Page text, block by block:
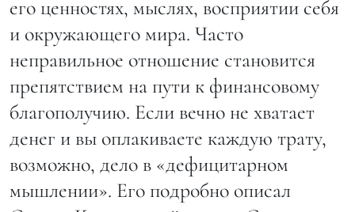
его ценностях, мыслях, восприятии себя
и окружающего мира. Часто
неправильное отношение становится
препятствием на пути к финансовому
благополучию. Если вечно не хватает
денег и вы оплакиваете каждую трату,
возможно, дело в «дефицитарном
мышлении». Его подробно описал